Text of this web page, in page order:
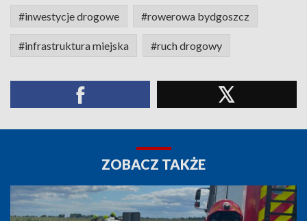
#inwestycje drogowe #rowerowa bydgoszcz
#infrastruktura miejska #ruch drogowy
ZOBACZ TAKŻE